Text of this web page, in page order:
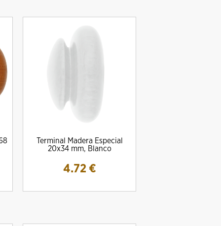
Terminal Madera Especial
20x34 mm, Blanco
4.72 €